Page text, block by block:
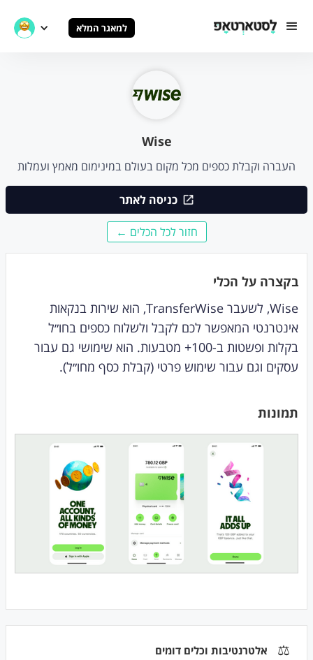
למאגר המלא
Wise
העברה וקבלת כספים מכל מקום בעולם במינימום מאמץ ועמלות
כניסה לאתר
חזור לכל הכלים ←
בקצרה על הכלי
Wise, לשעבר TransferWise, הוא שירות בנקאות
אינטרנטי המאפשר לכם לקבל ולשלוח כספים בחו״ל
בקלות ופשטות ב-100+ מטבעות. הוא שימושי גם עבור
עסקים וגם עבור שימוש פרטי (קבלת כסף מחו״ל).
תמונות
⚖️ אלטרנטיבות וכלים דומים